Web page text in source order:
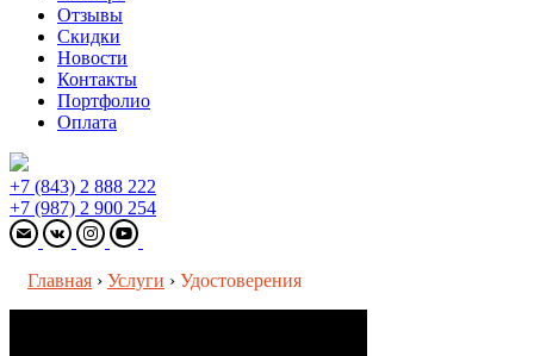
Отзывы
Скидки
Новости
Контакты
Портфолио
Оплата
+7 (843) 2 888 222
+7 (987) 2 900 254
Главная › Услуги › Удостоверения